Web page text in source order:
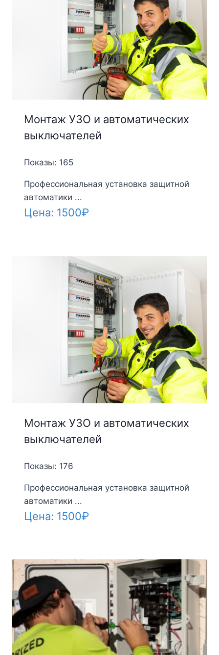
Монтаж УЗО и автоматических
выключателей
Показы: 165
Профессиональная установка защитной
автоматики ...
Цена: 1500₽
Монтаж УЗО и автоматических
выключателей
Показы: 176
Профессиональная установка защитной
автоматики ...
Цена: 1500₽